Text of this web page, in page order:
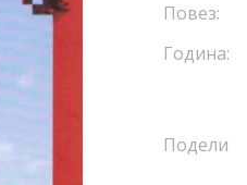
Повез:
Година:
Подели